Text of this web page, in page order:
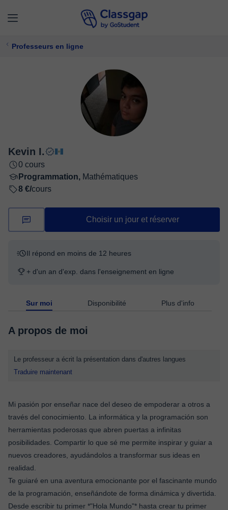
Professeurs en ligne
Kevin I.
0 cours
Programmation, Mathématiques
8 €/cours
Choisir un jour et réserver
Il répond en moins de 12 heures
+ d'un an d'exp. dans l'enseignement en ligne
Sur moi Disponibilité Plus d'info
A propos de moi
Le professeur a écrit la présentation dans d'autres langues
Traduire maintenant
Mi pasión por enseñar nace del deseo de empoderar a otros a
través del conocimiento. La informática y la programación son
herramientas poderosas que abren puertas a infinitas
posibilidades. Compartir lo que sé me permite inspirar y guiar a
nuevos creadores, ayudándolos a transformar sus ideas en
realidad.
Te guiaré en una aventura emocionante por el fascinante mundo
de la programación, enseñándote de forma dinámica y divertida.
Desde escribir tu primer *"Hola Mundo"* hasta crear tu primer